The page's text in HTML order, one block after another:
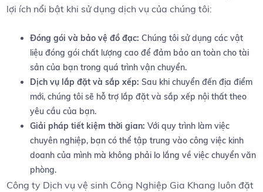
lợi ích ‌nổi bật khi ⁣sử dụng dịch vụ ​của chúng tôi:
Đóng gói và bảo vệ đồ ⁣đạc: Chúng tôi sử dụng các vật
liệu đóng gói chất lượng cao​ để đảm bảo⁣ an toàn cho⁣ tài
sản của bạn trong quá trình vận chuyển.
Dịch vụ lắp đặt và sắp ‌xếp: Sau khi chuyển đến địa điểm
mới, chúng tôi sẽ hỗ trợ lắp đặt và sắp xếp nội thất theo
yêu cầu của ⁣bạn.
Giải pháp tiết ​kiệm thời‍ gian: Với quy trình làm ‍việc
chuyên⁣ nghiệp, bạn có thể tập trung vào công việc kinh
doanh của mình ​mà không phải lo lắng về việc chuyển văn‍
phòng.
Công ty Dịch ‌vụ vệ sinh Công Nghiệp Gia Khang ‍luôn đặt